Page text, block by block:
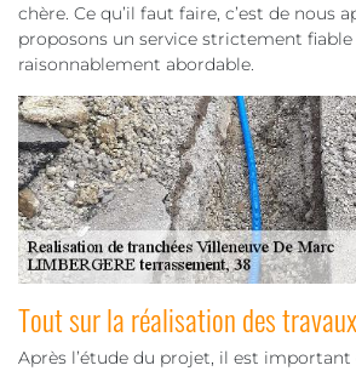
chère. Ce qu’il faut faire, c’est de nous
proposons un service strictement
raisonnablement abordable.
Tout sur la réalisation des travaux
Après l’étude du projet, il est important